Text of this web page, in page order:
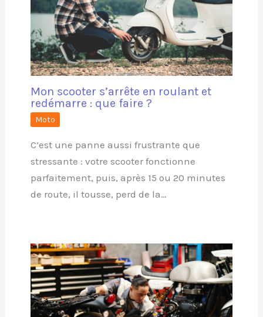
Mon scooter s’arrête en roulant et
redémarre : que faire ?
Moto
C’est une panne aussi frustrante que
stressante : votre scooter fonctionne
parfaitement, puis, après 15 ou 20 minutes
de route, il tousse, perd de la…